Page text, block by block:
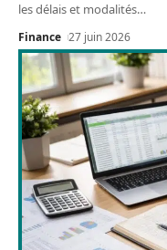
les délais et modalités…
Finance 27 juin 2026